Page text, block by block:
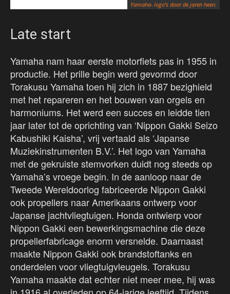
Yamaha- logo’s door de jaren heen.
Late start
Yamaha nam haar eerste motorfiets pas in 1955 in
productie. Het prille begin werd gevormd door
Torakusu Yamaha toen hij zich in 1887 bezighield
met het repareren en het bouwen van orgels en
harmoniums. Het werd een succes en leidde tien
jaar later tot de oprichting van ‘Nippon Gakki Seizo
Kabushiki Kaisha’, vrij vertaald als ‘Japanse
Muziekinstrumenten B.V.’. Het logo van Yamaha
met de gekruiste stemvorken duidt nog steeds op
Yamaha’s vroege begin. In de aanloop naar de
Tweede Wereldoorlog fabriceerde Nippon Gakki
ook propellers naar Amerikaans ontwerp voor
Japanse jachtvliegtuigen. Honda ontwierp voor
Nippon Gakki een bewerkingsmachine die deze
propellerfabricage enorm versnelde. Daarnaast
maakte Nippon Gakki ook brandstoftanks en
onderdelen voor vliegtuigvleugels. Torakusu
Yamaha maakte dat echter niet meer mee, hij was